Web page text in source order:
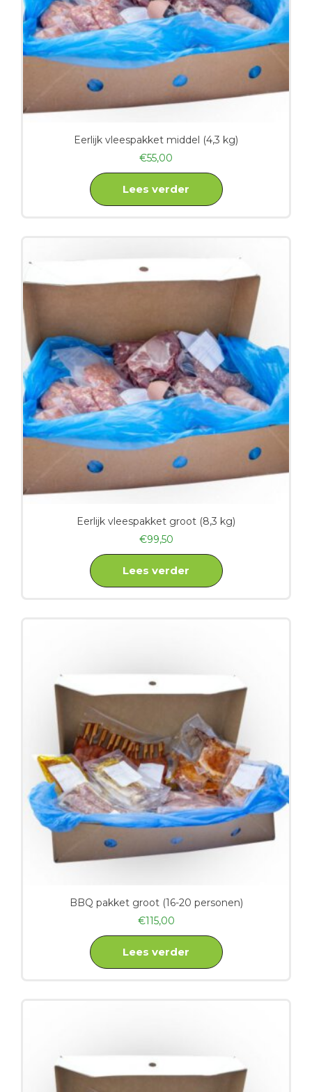
Eerlijk vleespakket middel (4,3 kg)
€55,00
Lees verder
Eerlijk vleespakket groot (8,3 kg)
€99,50
Lees verder
BBQ pakket groot (16-20 personen)
€115,00
Lees verder